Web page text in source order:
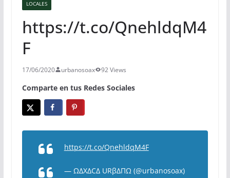
LOCALES
https://t.co/QnehldqM4
F
17/06/2020 urbanosoax 92 Views
Comparte en tus Redes Sociales
https://t.co/QnehldqM4F
— ΩΔXΔCΔ URβΔΠΩ (@urbanosoax)